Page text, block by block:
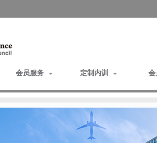
会员服务 定制内训